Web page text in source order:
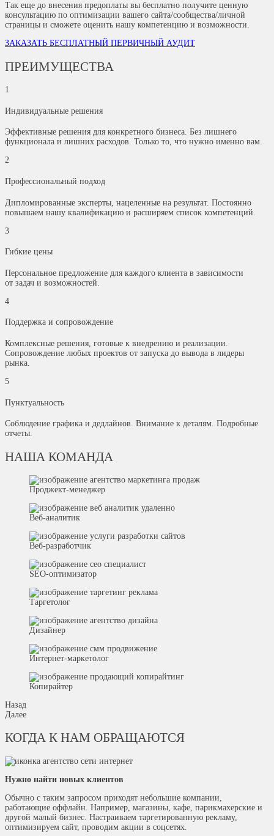
Так еще до внесения предоплаты вы бесплатно получите ценную
консультацию по оптимизации вашего сайта/сообщества/личной
страницы и сможете оценить нашу компетенцию и возможности.
ЗАКАЗАТЬ БЕСПЛАТНЫЙ ПЕРВИЧНЫЙ АУДИТ
ПРЕИМУЩЕСТВА
1
Индивидуальные решения
Эффективные решения для конкретного бизнеса. Без лишнего
функционала и лишних расходов. Только то, что нужно именно вам.
2
Профессиональный подход
Дипломированные эксперты, нацеленные на результат. Постоянно
повышаем нашу квалификацию и расширяем список компетенций.
3
Гибкие цены
Персональное предложение для каждого клиента в зависимости
от задач и возможностей.
4
Поддержка и сопровождение
Комплексные решения, готовые к внедрению и реализации.
Сопровождение любых проектов от запуска до вывода в лидеры
рынка.
5
Пунктуальность
Соблюдение графика и дедлайнов. Внимание к деталям. Подробные
отчеты.
НАША КОМАНДА
Проджект-менеджер
Веб-аналитик
Веб-разработчик
SEO-оптимизатор
Таргетолог
Дизайнер
Интернет-маркетолог
Копирайтер
Назад
Далее
КОГДА К НАМ ОБРАЩАЮТСЯ
Нужно найти новых клиентов
Обычно с таким запросом приходят небольшие компании,
работающие оффлайн. Например, магазины, кафе, парикмахерские и
другой малый бизнес. Настраиваем таргетированную рекламу,
оптимизируем сайт, проводим акции в соцсетях.